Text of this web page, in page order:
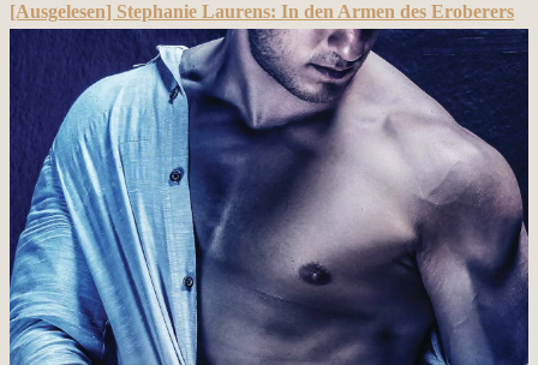
[Ausgelesen] Stephanie Laurens: In den Armen des Eroberers